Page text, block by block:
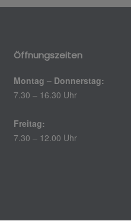
Öffnungszeiten
Montag – Donnerstag:
7.30 – 16.30 Uhr
Freitag:
7.30 – 12.00 Uhr